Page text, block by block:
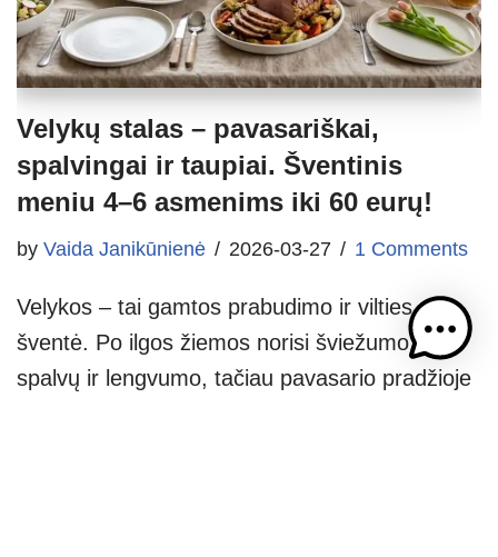
Velykų stalas – pavasariškai,
spalvingai ir taupiai. Šventinis
meniu 4–6 asmenims iki 60 eurų!
by Vaida Janikūnienė 2026-03-27 1 Comments
Velykos – tai gamtos prabudimo ir vilties
šventė. Po ilgos žiemos norisi šviežumo,
spalvų ir lengvumo, tačiau pavasario pradžioje